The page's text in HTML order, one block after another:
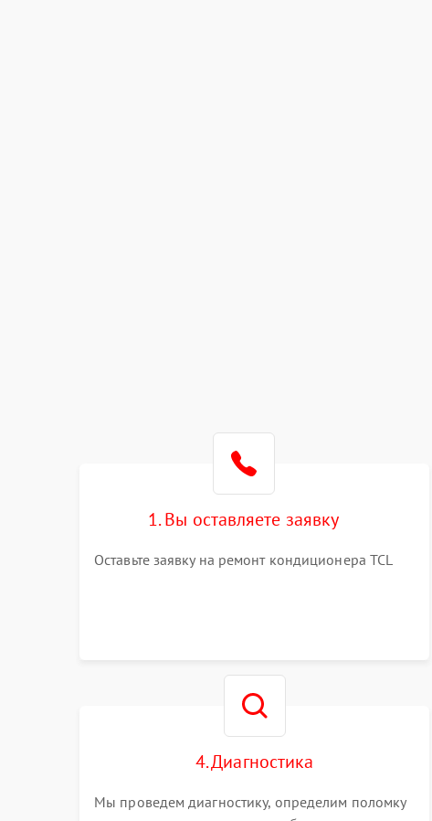
1. Вы оставляете заявку
Оставьте заявку на ремонт кондиционера TCL
4. Диагностика
Мы проведем диагностику, определим поломку